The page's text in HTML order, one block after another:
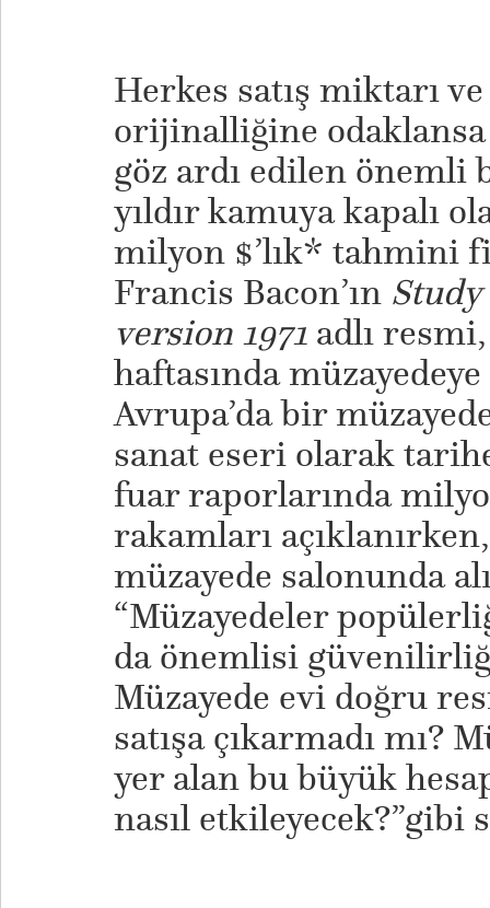
Herkes satış miktarı
orijinalliğine odaklansa
göz ardı edilen önemli
yıldır kamuya kapalı
milyon $’lık* tahmini
Francis Bacon’ın Study
version 1971 adlı
haftasında müzayedeye
Avrupa’da bir
sanat eseri olarak
fuar raporlarında
rakamları
müzayede salonunda
“Müzayedeler
da önemlisi
Müzayede evi doğru
satışa çıkarmadı mı?
yer alan bu büyük
nasıl